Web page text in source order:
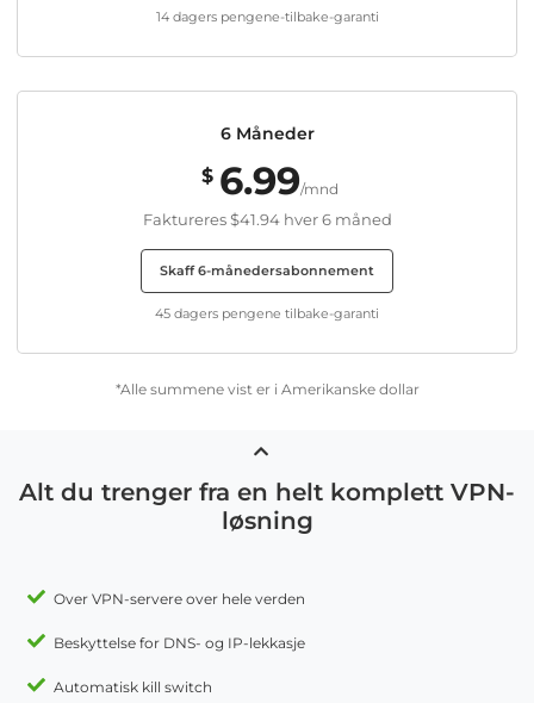
14 dagers pengene-tilbake-garanti
6 Måneder
$ 6.99/mnd
Faktureres$41.94hver 6 måned
Skaff 6-månedersabonnement
45 dagers pengene tilbake-garanti
*Alle summene vist er i Amerikanske dollar
Alt du trenger fra en helt komplett VPN-
løsning
Over VPN-servere over hele verden
Beskyttelse for DNS- og IP-lekkasje
Automatisk kill switch